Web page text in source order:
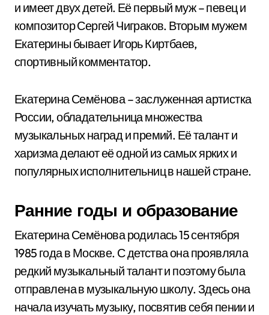
и имеет двух детей. Её первый муж – певец и
композитор Сергей Чиграков. Вторым мужем
Екатерины бывает Игорь Киртбаев,
спортивный комментатор.
Екатерина Семёнова – заслуженная артистка
России, обладательница множества
музыкальных наград и премий. Её талант и
харизма делают её одной из самых ярких и
популярных исполнительниц в нашей стране.
Ранние годы и образование
Екатерина Семёнова родилась 15 сентября
1985 года в Москве. С детства она проявляла
редкий музыкальный талант и поэтому была
отправлена в музыкальную школу. Здесь она
начала изучать музыку, посвятив себя пении и